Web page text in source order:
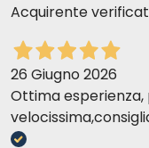
Acquirente
26 Giugno 2026
Ottima esperienza,